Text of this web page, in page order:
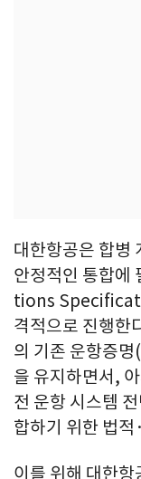
대한항공은 합병
안정적인 통합
tions
격적으로 진행한
의 기존 운항증
을 유지하면서,
전 운항 시스템
합하기 위한 법
이를 위해 대한